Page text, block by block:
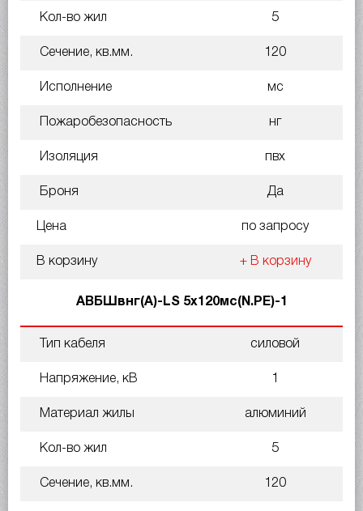
Кол-во жил 5
Сечение, кв.мм. 120
Исполнение мс
Пожаробезопасность нг
Изоляция пвх
Броня Да
Цена по запросу
В корзину + В корзину
АВБШвнг(A)-LS 5х120мс(N.PE)-1
Тип кабеля силовой
Напряжение, кВ 1
Материал жилы алюминий
Кол-во жил 5
Сечение, кв.мм. 120